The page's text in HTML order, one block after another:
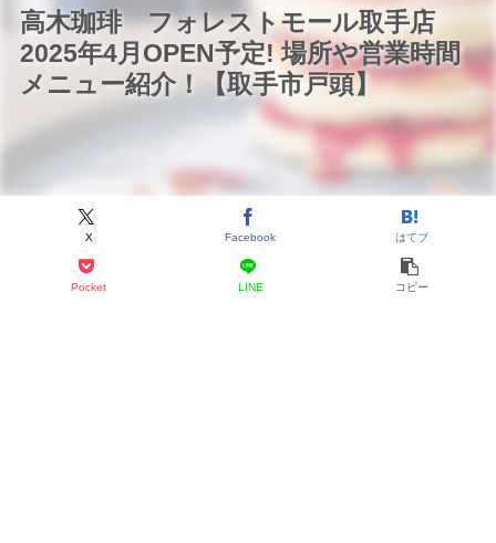
高木珈琲 フォレストモール取手店
2025年4月OPEN予定! 場所や営業時間
メニュー紹介！【取手市戸頭】
X Facebook はてブ
Pocket LINE コピー